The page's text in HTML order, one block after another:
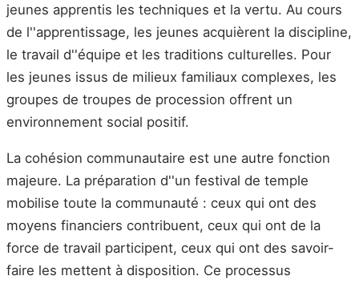
jeunes apprentis les techniques et la vertu. Au cours
de l''apprentissage, les jeunes acquièrent la discipline,
le travail d''équipe et les traditions culturelles. Pour
les jeunes issus de milieux familiaux complexes, les
groupes de troupes de procession offrent un
environnement social positif.
La cohésion communautaire est une autre fonction
majeure. La préparation d''un festival de temple
mobilise toute la communauté : ceux qui ont des
moyens financiers contribuent, ceux qui ont de la
force de travail participent, ceux qui ont des savoir-
faire les mettent à disposition. Ce processus